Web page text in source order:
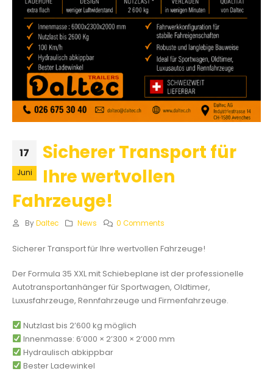
17
Juni
Sicherer Transport für
Ihre wertvollen
Fahrzeuge!
By Daltec News 0 Comments
Sicherer Transport für Ihre wertvollen Fahrzeuge!
Der Formula 35 XXL mit Schiebeplane ist der professionelle
Autotransportanhänger für Sportwagen, Oldtimer,
Luxusfahrzeuge, Rennfahrzeuge und Firmenfahrzeuge.
Nutzlast bis 2’600 kg möglich
Innenmasse: 6’000 × 2’300 × 2’000 mm
Hydraulisch abkippbar
Bester Ladewinkel